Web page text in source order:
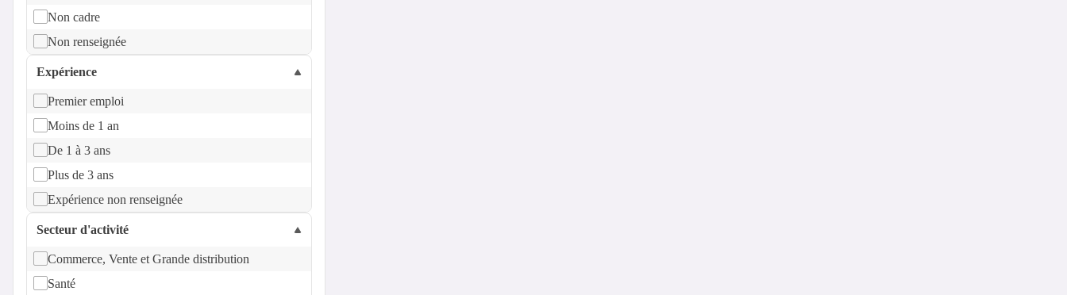
Non cadre
Non renseignée
Expérience
Premier emploi
Moins de 1 an
De 1 à 3 ans
Plus de 3 ans
Expérience non renseignée
Secteur d'activité
Commerce, Vente et Grande distribution
Santé